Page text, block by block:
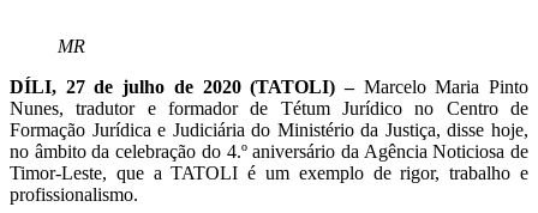
MR
DÍLI, 27 de julho de 2020 (TATOLI) –Marcelo Maria Pinto
Nunes, tradutor e formador de Tétum Jurídico no Centro de
Formação Jurídica e Judiciária do Ministério da Justiça, disse hoje,
no âmbito da celebração do 4.º aniversário da Agência Noticiosa de
Timor-Leste, que a TATOLI é um exemplo de rigor, trabalho e
profissionalismo.